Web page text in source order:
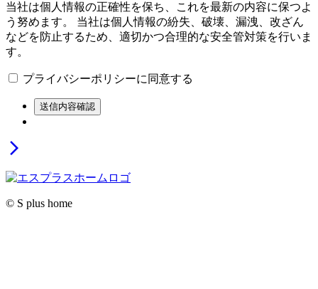
当社は個人情報の正確性を保ち、これを最新の内容に保つよ
う努めます。 当社は個人情報の紛失、破壊、漏洩、改ざん
などを防止するため、適切かつ合理的な安全管対策を行いま
す。
プライバシーポリシーに同意する
arrow_forward_ios
© S plus home